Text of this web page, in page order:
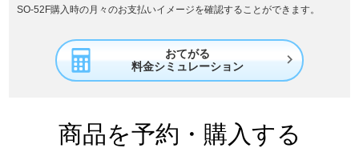
SO-52F購入時の月々のお支払いイメージを確認することができます。
おてがる
料金シミュレーション

商品を予約・購入する